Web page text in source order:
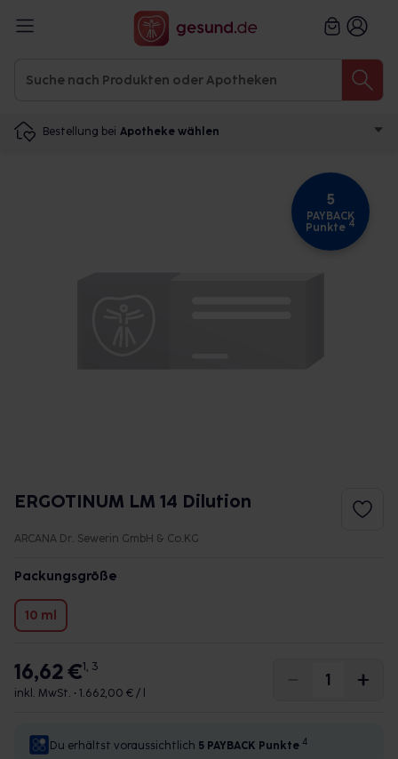
Bestellung bei Apotheke wählen
5
PAYBACK
Punkte 4
ERGOTINUM LM 14 Dilution
ARCANA Dr. Sewerin GmbH & Co.KG
Packungsgröße
10 ml
16,62 €1, 3
inkl. MwSt. • 1.662,00 € / l
Du erhältst voraussichtlich 5 PAYBACK Punkte 4